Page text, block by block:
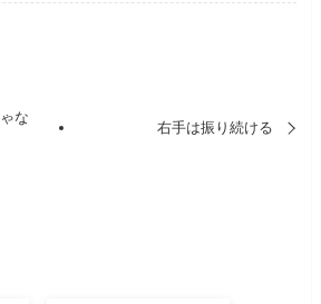
な
右手は振り続ける